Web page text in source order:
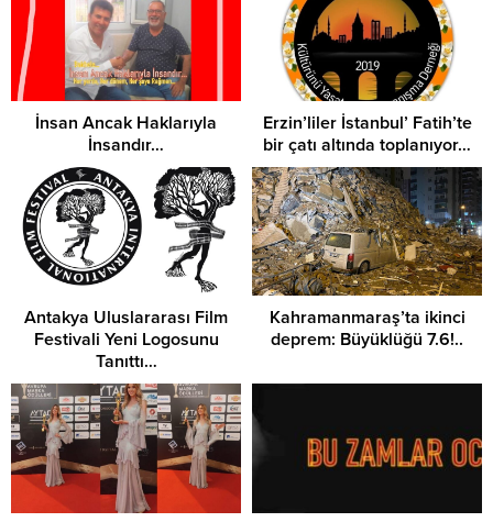
İnsan Ancak Haklarıyla
İnsandır…
Erzin’liler İstanbul’ Fatih’te
bir çatı altında toplanıyor…
Antakya Uluslararası Film
Festivali Yeni Logosunu
Tanıttı…
Kahramanmaraş’ta ikinci
deprem: Büyüklüğü 7.6!..